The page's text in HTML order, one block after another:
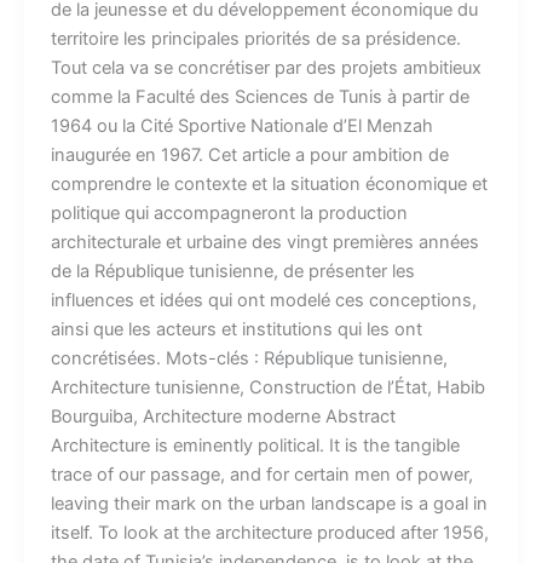
de la jeunesse et du développement économique du
territoire les principales priorités de sa présidence.
Tout cela va se concrétiser par des projets ambitieux
comme la Faculté des Sciences de Tunis à partir de
1964 ou la Cité Sportive Nationale d’El Menzah
inaugurée en 1967. Cet article a pour ambition de
comprendre le contexte et la situation économique et
politique qui accompagneront la production
architecturale et urbaine des vingt premières années
de la République tunisienne, de présenter les
influences et idées qui ont modelé ces conceptions,
ainsi que les acteurs et institutions qui les ont
concrétisées. Mots-clés :​ République tunisienne,
Architecture tunisienne, Construction de l’État, Habib
Bourguiba, Architecture moderne Abstract
Architecture is eminently political. It is the tangible
trace of our passage, and for certain men of power,
leaving their mark on the urban landscape is a goal in
itself. To look at the architecture produced after 1956,